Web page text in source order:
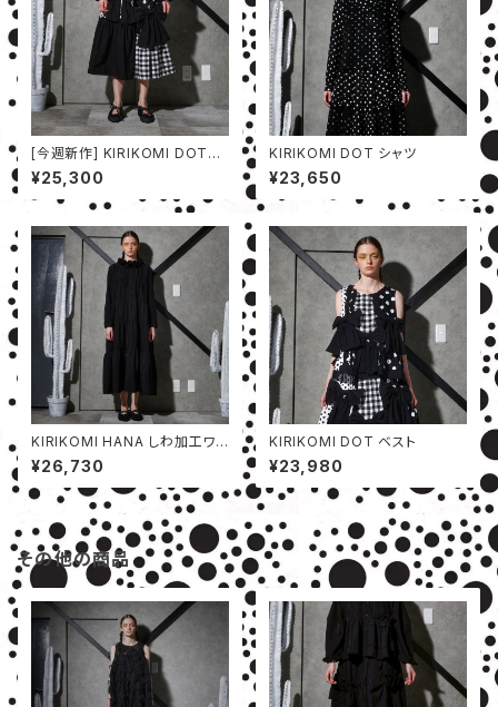
[今週新作] KIRIKOMI DOTパ
ンツ
¥25,300
KIRIKOMI DOT シャツ
¥23,650
KIRIKOMI HANA しわ加工ワン
ピース
¥26,730
KIRIKOMI DOT ベスト
¥23,980
その他の商品